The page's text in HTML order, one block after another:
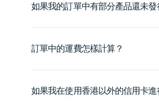
如果我的訂單中有部分產品還未
訂單中的運費怎樣計算？
如果我在使用香港以外的信用卡